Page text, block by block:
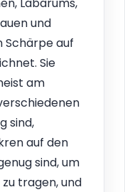
Labarums,
und
Schärpe auf
Sie
am
sind,
auf den
sind, um
tragen, und